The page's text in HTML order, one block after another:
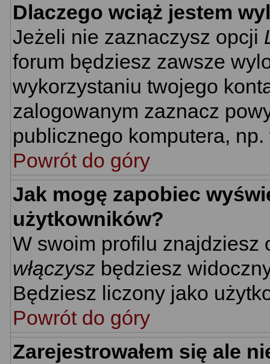
Dlaczego wciąż jestem
Jeżeli nie zaznaczysz opcji
forum będziesz zawsze
wykorzystaniu twojego
zalogowanym zaznacz
publicznego komputera,
Powrót do góry
Jak mogę zapobiec
użytkowników?
W swoim profilu znajdziesz
włączysz będziesz
Będziesz liczony jako
Powrót do góry
Zarejestrowałem się ale